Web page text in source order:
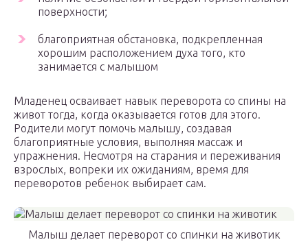
поверхности;
благоприятная обстановка, подкрепленная
хорошим расположением духа того, кто
занимается с малышом
Младенец осваивает навык переворота со спины на
живот тогда, когда оказывается готов для этого.
Родители могут помочь малышу, создавая
благоприятные условия, выполняя массаж и
упражнения. Несмотря на старания и переживания
взрослых, вопреки их ожиданиям, время для
переворотов ребенок выбирает сам.
Малыш делает переворот со спинки на животик